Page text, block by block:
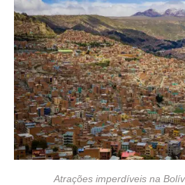
Atrações imperdíveis na